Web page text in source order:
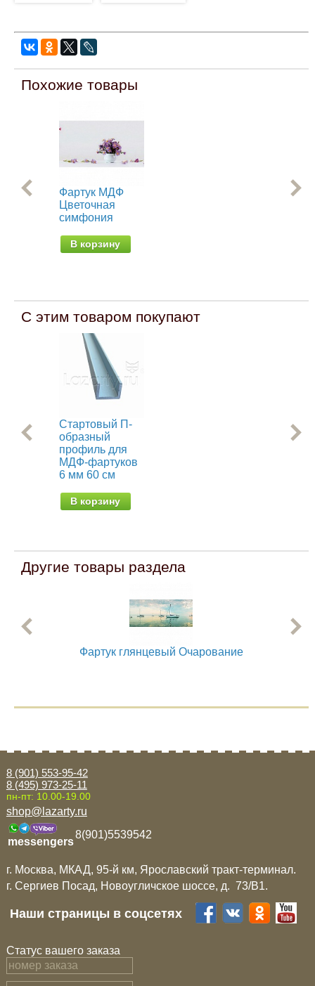
Похожие товары
Фартук МДФ
Цветочная
симфония
В корзину
С этим товаром покупают
Стартовый П-
образный
профиль для
МДФ-фартуков
6 мм 60 см
В корзину
Другие товары раздела
Фартук глянцевый Очарование
8 (901) 553-95-42
8 (495) 973-25-11
пн-пт: 10.00-19.00
shop@lazarty.ru
messengers
8(901)5539542
г. Москва, МКАД, 95-й км, Ярославский тракт-терминал.
г. Сергиев Посад, Новоугличское шоссе, д. 73/B1.
Наши страницы в соцсетях
Статус вашего заказа